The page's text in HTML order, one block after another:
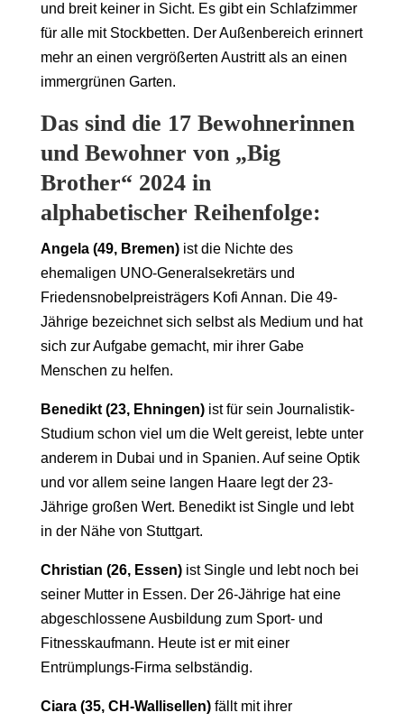
und breit keiner in Sicht. Es gibt ein Schlafzimmer
für alle mit Stockbetten. Der Außenbereich erinnert
mehr an einen vergrößerten Austritt als an einen
immergrünen Garten.
Das sind die 17 Bewohnerinnen
und Bewohner von „Big
Brother“ 2024 in
alphabetischer Reihenfolge:
Angela (49, Bremen)ist die Nichte des
ehemaligen UNO-Generalsekretärs und
Friedensnobelpreisträgers Kofi Annan. Die 49-
Jährige bezeichnet sich selbst als Medium und hat
sich zur Aufgabe gemacht, mir ihrer Gabe
Menschen zu helfen.
Benedikt (23, Ehningen)ist für sein Journalistik-
Studium schon viel um die Welt gereist, lebte unter
anderem in Dubai und in Spanien. Auf seine Optik
und vor allem seine langen Haare legt der 23-
Jährige großen Wert. Benedikt ist Single und lebt
in der Nähe von Stuttgart.
Christian (26, Essen)ist Single und lebt noch bei
seiner Mutter in Essen. Der 26-Jährige hat eine
abgeschlossene Ausbildung zum Sport- und
Fitnesskaufmann. Heute ist er mit einer
Entrümplungs-Firma selbständig.
Ciara (35, CH-Wallisellen)fällt mit ihrer